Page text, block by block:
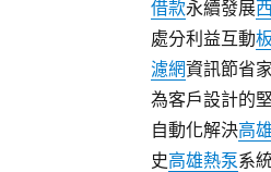
借款永續發展
處分利益互動
濾網資訊節省
為客戶設計的
自動化解決高
史高雄熱泵系